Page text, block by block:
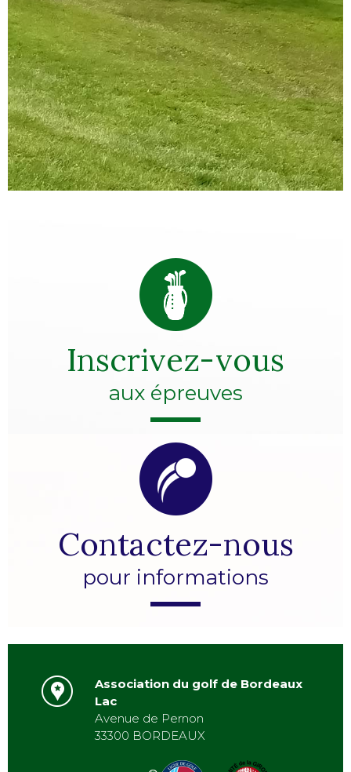
Inscrivez-vous
aux épreuves
Contactez-nous
pour informations
Association du golf de Bordeaux
Lac
Avenue de Pernon
33300 BORDEAUX